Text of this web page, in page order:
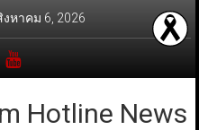
หาคม 6, 2026
Hotline News